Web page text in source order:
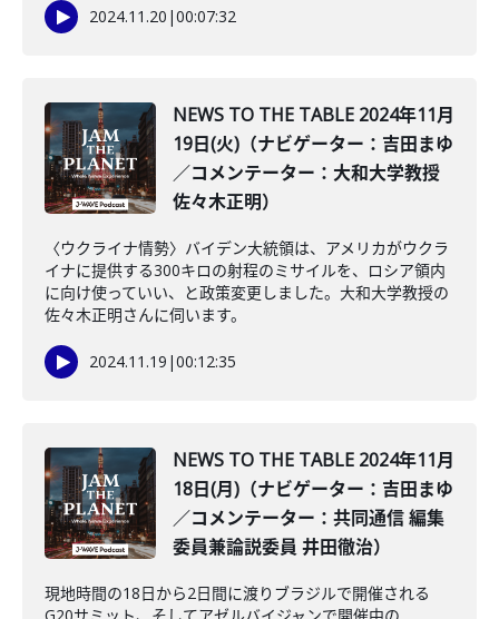
2024.11.20 |00:07:32
NEWS TO THE TABLE 2024年11月
19日(火)（ナビゲーター：吉田まゆ
／コメンテーター：大和大学教授
佐々木正明）
〈ウクライナ情勢〉バイデン大統領は、アメリカがウクラ
イナに提供する300キロの射程のミサイルを、ロシア領内
に向け使っていい、と政策変更しました。大和大学教授の
佐々木正明さんに伺います。
2024.11.19 |00:12:35
NEWS TO THE TABLE 2024年11月
18日(月)（ナビゲーター：吉田まゆ
／コメンテーター：共同通信 編集
委員兼論説委員 井田徹治）
現地時間の18日から2日間に渡りブラジルで開催される